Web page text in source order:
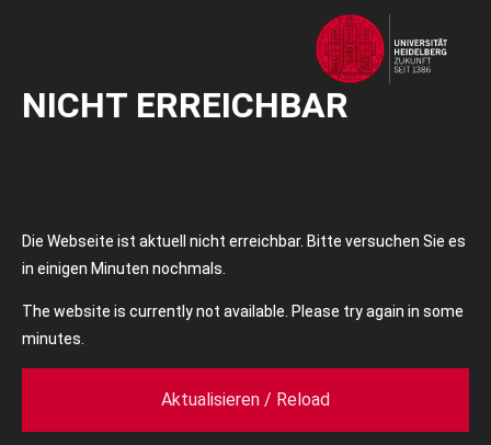
NICHT ERREICHBAR
Die Webseite ist aktuell nicht erreichbar. Bitte versuchen Sie es
in einigen Minuten nochmals.
The website is currently not available. Please try again in some
minutes.
Aktualisieren / Reload